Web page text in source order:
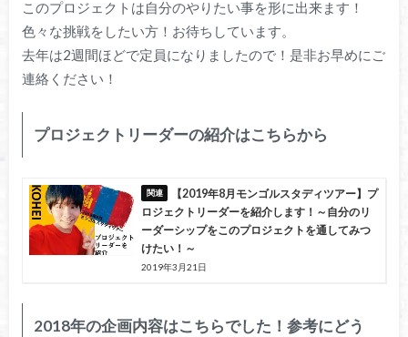
このプロジェクトは自分のやりたい事を形に出来ます！
色々な挑戦をしたい方！お待ちしています。
去年は2週間ほどで定員になりましたので！是非お早めにご
連絡ください！
プロジェクトリーダーの紹介はこちらから
【2019年8月モンゴルスタディツアー】プ
ロジェクトリーダーを紹介します！～自分のリ
ーダーシップをこのプロジェクトを通してみつ
けたい！～
2019年3月21日
2018年の企画内容はこちらでした！参考にどう